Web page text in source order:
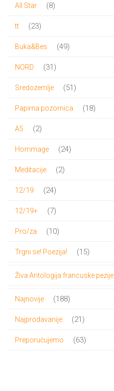
All Star 88
tt 2323
Buka&Bes 4949
NORD 31 31
Sredozemlje 51 51
Papirna pozornica 1818
A5 22
Hommage 2424
Meditacije 22
12/19 2424
12/19+ 77
Pro/za 1010
Trgni se! Poezija! 1515
Živa Antologija francuske pezije
Najnovije 188188
Najprodavanije 21 21
Preporučujemo 6363